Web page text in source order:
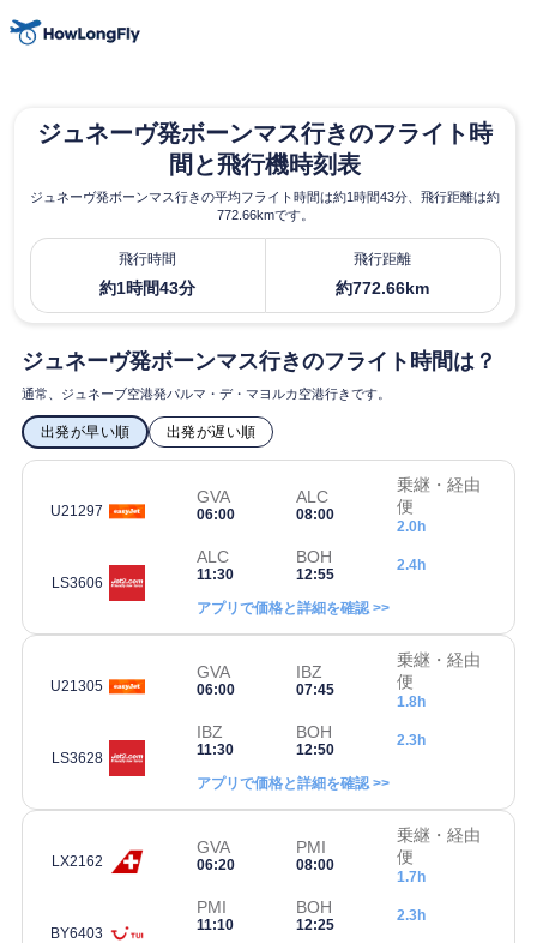
ジュネーヴ発ボーンマス行きのフライト時
間と飛行機時刻表
ジュネーヴ発ボーンマス行きの平均フライト時間は約1時間43分、飛行距離は約
772.66kmです。
飛行時間
約1時間43分
飛行距離
約772.66km
ジュネーヴ発ボーンマス行きのフライト時間は？
通常、ジュネーブ空港発パルマ・デ・マヨルカ空港行きです。
出発が早い順 出発が遅い順
U21297
GVA
06:00
ALC
08:00
乗継・経由
便
2.0h
LS3606
ALC
11:30
BOH
12:55
2.4h
アプリで価格と詳細を確認 >>
U21305
GVA
06:00
IBZ
07:45
乗継・経由
便
1.8h
LS3628
IBZ
11:30
BOH
12:50
2.3h
アプリで価格と詳細を確認 >>
LX2162
GVA
06:20
PMI
08:00
乗継・経由
便
1.7h
BY6403
PMI
11:10
BOH
12:25
2.3h